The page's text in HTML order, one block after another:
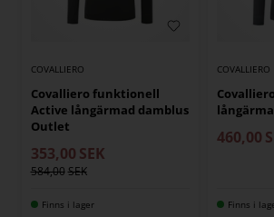
COVALLIERO
Covalliero funktionell
Active långärmad damblus
Outlet
353,00 SEK
584,00
Finns i lager
COVALLIERO
460,00
Finns i